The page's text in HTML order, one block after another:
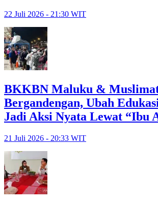
22 Juli 2026 - 21:30 WIT
BKKBN Maluku &
Bergandengan, Ubah
Jadi Aksi Nyata Lewat “Ibu
21 Juli 2026 - 20:33 WIT